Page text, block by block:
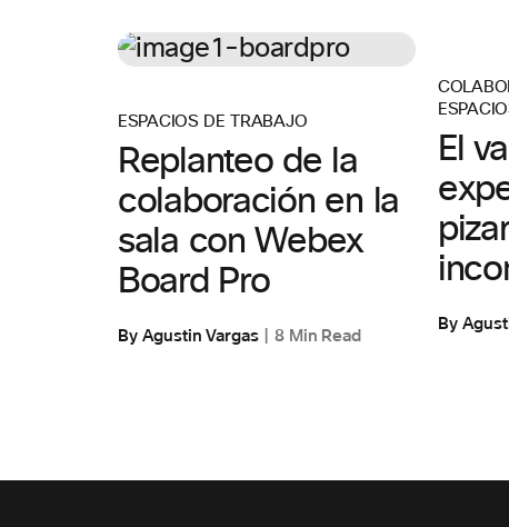
ESPACIOS DE TRABAJO
Replanteo de la
colaboración en la
sala con Webex
Board Pro
By Agustin Vargas 8 Min Read
El
By